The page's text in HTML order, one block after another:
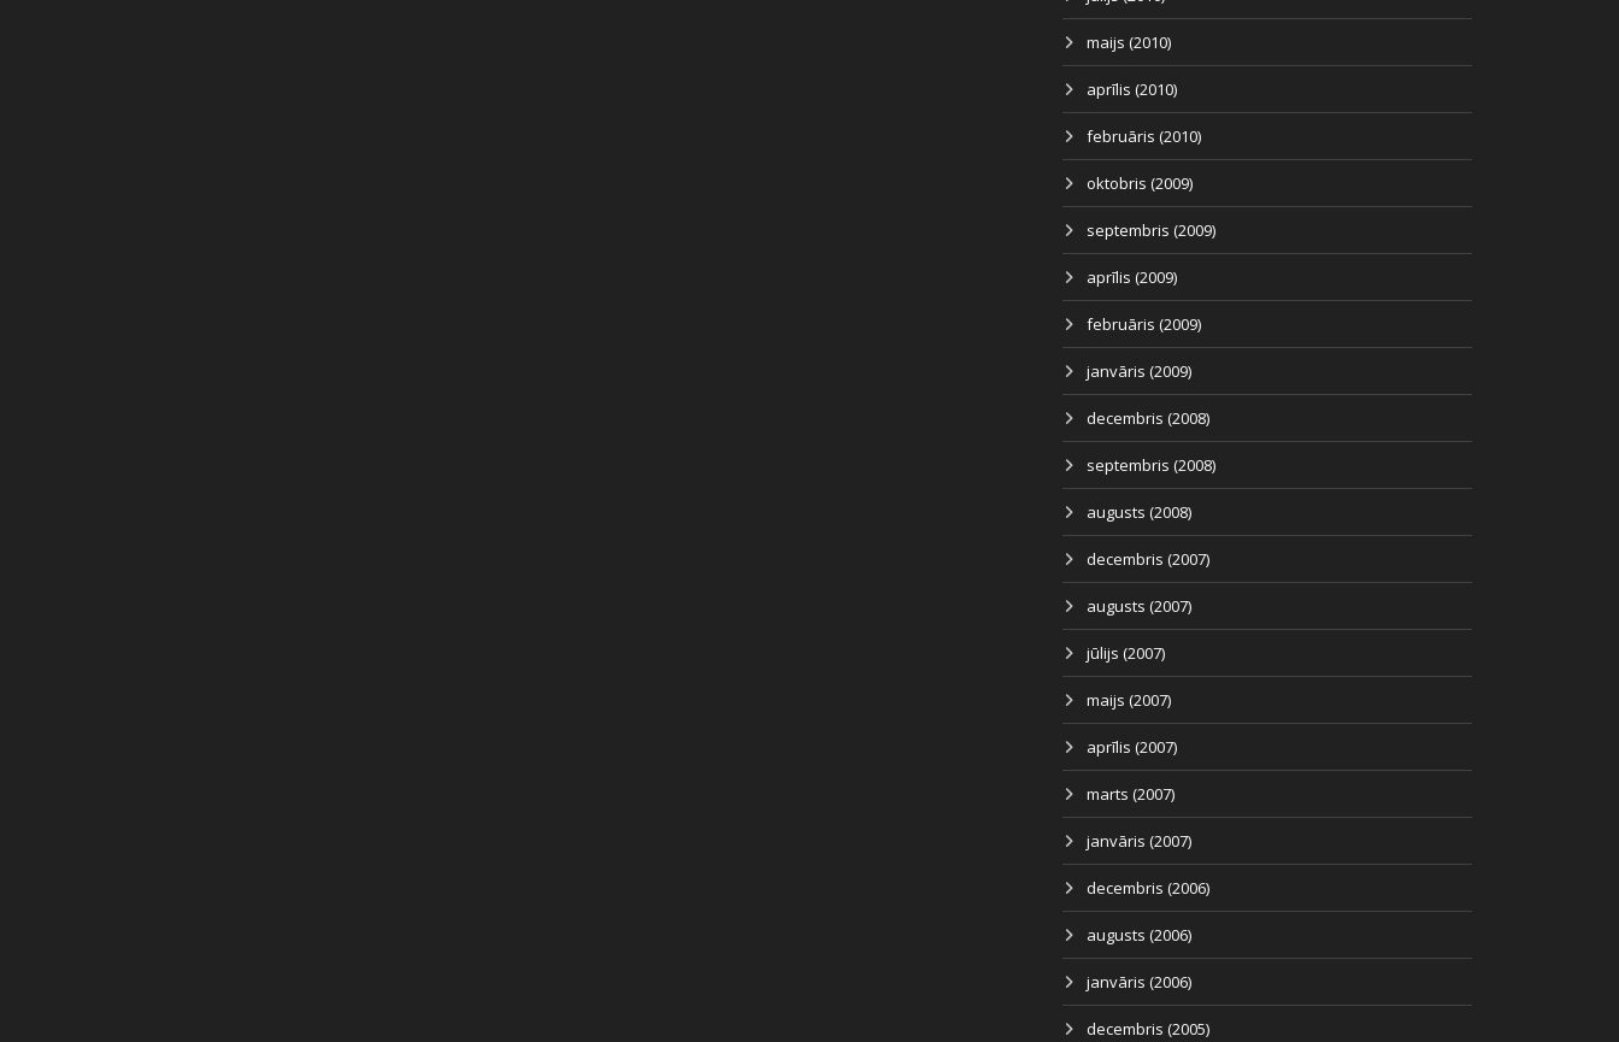
maijs (2010)
aprīlis (2010)
februāris (2010)
oktobris (2009)
septembris (2009)
aprīlis (2009)
februāris (2009)
janvāris (2009)
decembris (2008)
septembris (2008)
augusts (2008)
decembris (2007)
augusts (2007)
jūlijs (2007)
maijs (2007)
aprīlis (2007)
marts (2007)
janvāris (2007)
decembris (2006)
augusts (2006)
janvāris (2006)
decembris (2005)